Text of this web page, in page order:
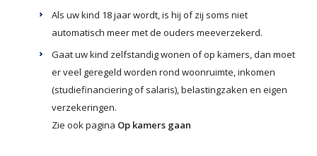
Als uw kind 18 jaar wordt, is hij of zij soms niet
automatisch meer met de ouders meeverzekerd.
Gaat uw kind zelfstandig wonen of op kamers, dan moet
er veel geregeld worden rond woonruimte, inkomen
(studiefinanciering of salaris), belastingzaken en eigen
verzekeringen.
Zie ook pagina Op kamers gaan